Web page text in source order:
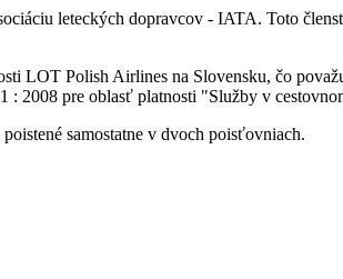
leteckých dopravcov - IATA. Toto
LOT Polish Airlines na Slovensku, čo
: 2008 pre oblasť platnosti "Služby v
samostatne v dvoch poisťovniach.